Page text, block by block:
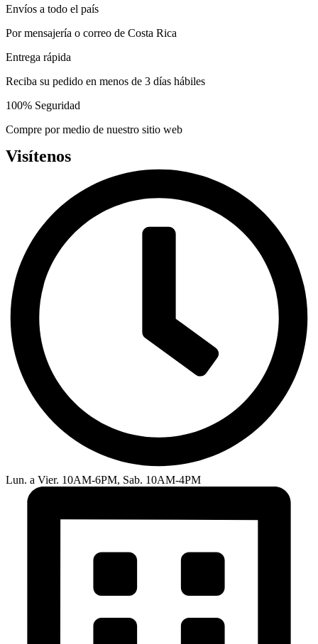
be
on
product
page
Envíos a todo el país
Por mensajería o correo de Costa Rica
Entrega rápida
Reciba su pedido en menos de 3 días hábiles
100% Seguridad
Compre por medio de nuestro sitio web
Visítenos
Lun. a Vier. 10AM-6PM, Sab. 10AM-4PM